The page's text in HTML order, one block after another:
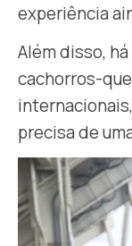
experiência
Além disso,
cachorros-
precisa de